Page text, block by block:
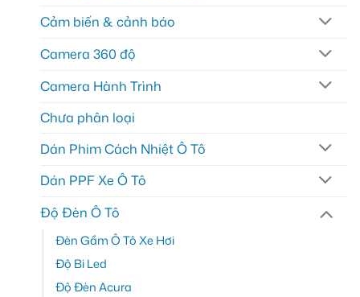
Cảm biến & cảnh báo
Camera 360 độ
Camera Hành Trình
Chưa phân loại
Dán Phim Cách Nhiệt Ô Tô
Dán PPF Xe Ô Tô
Độ Đèn Ô Tô
Đèn Gầm Ô Tô Xe Hơi
Độ Bi Led
Độ Đèn Acura